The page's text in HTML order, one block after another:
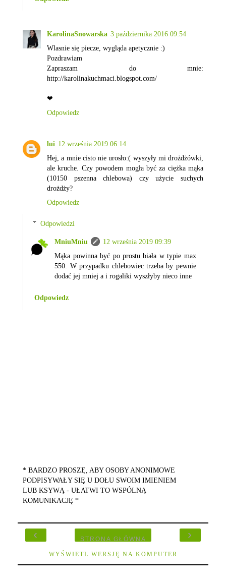
KarolinaSnowarska 3 października 2016 09:54
Wlasnie się piecze, wygląda apetycznie :)
Pozdrawiam
Zapraszam do mnie:
http://karolinakuchmaci.blogspot.com/
❤
Odpowiedz
lui 12 września 2019 06:14
Hej, a mnie cisto nie urosło:( wyszyły mi drożdżówki,
ale kruche. Czy powodem mogła być za ciężka mąka
(10150 pszenna chlebowa) czy użycie suchych
drożdży?
Odpowiedz
Odpowiedzi
MniuMniu
12 września 2019 09:39
Mąka powinna być po prostu biała w typie max
550. W przypadku chlebowiec trzeba by pewnie
dodać jej mniej a i rogaliki wyszłyby nieco inne
Odpowiedz
* BARDZO PROSZĘ, ABY OSOBY ANONIMOWE
PODPISYWAŁY SIĘ U DOŁU SWOIM IMIENIEM
LUB KSYWĄ - UŁATWI TO WSPÓLNĄ
KOMUNIKACJĘ *
‹ ›
STRONA GŁÓWNA
WYŚWIETL WERSJĘ NA KOMPUTER